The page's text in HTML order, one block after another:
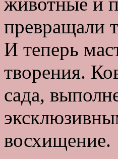
превращали
И теперь
творения.
сада,
восхищение.